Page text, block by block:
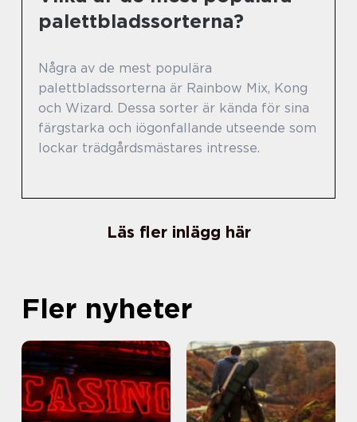
palettbladssorterna?
Några av de mest populära
palettbladssorterna är Rainbow Mix, Kong
och Wizard. Dessa sorter är kända för sina
färgstarka och iögonfallande utseende som
lockar trädgårdsmästares intresse.
Läs fler inlägg här
Fler nyheter